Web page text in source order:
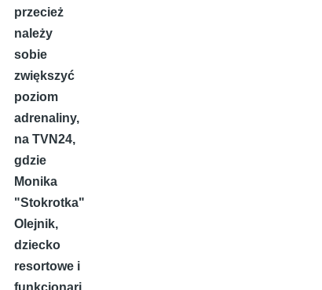
przecież
należy
sobie
zwiększyć
poziom
adrenaliny,
na TVN24,
gdzie
Monika
"Stokrotka"
Olejnik,
dziecko
resortowe i